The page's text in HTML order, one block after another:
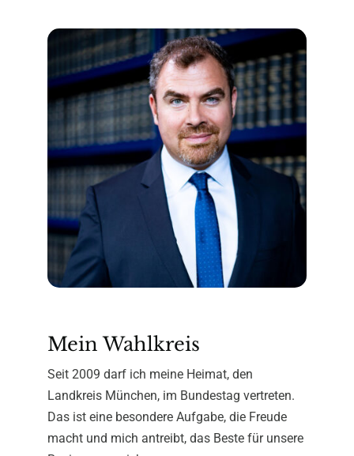
Mein Wahlkreis
Seit 2009 darf ich meine Heimat, den
Landkreis München, im Bundestag vertreten.
Das ist eine besondere Aufgabe, die Freude
macht und mich antreibt, das Beste für unsere